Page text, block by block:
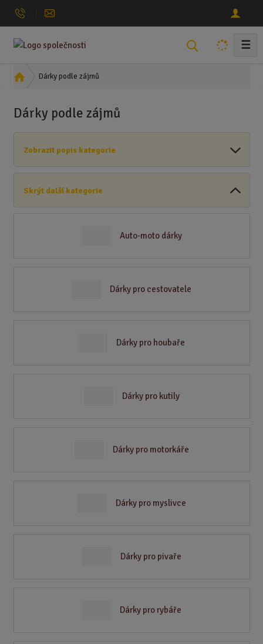
☰
Ú
d
s
a
Dárky podle zájmů
Dárky podle zájmů
Zobrazit popis kategorie
Skrýt další kategorie
Auto-moto dárky
Dárky pro cestovatele
Dárky pro houbaře
Dárky pro kutily
Dárky pro motorkáře
Dárky pro myslivce
Dárky pro pivaře
Dárky pro rybáře